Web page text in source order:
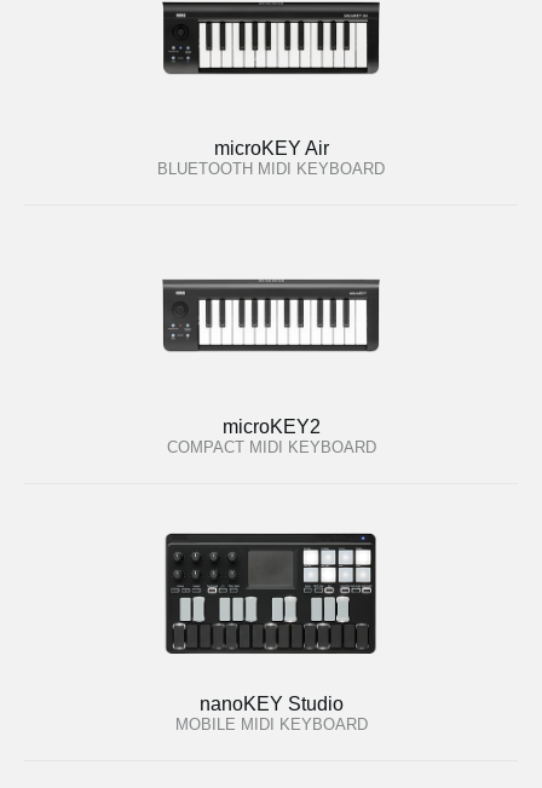
microKEY Air
BLUETOOTH MIDI KEYBOARD
microKEY2
COMPACT MIDI KEYBOARD
nanoKEY Studio
MOBILE MIDI KEYBOARD